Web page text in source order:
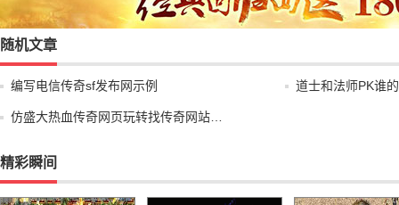
随机文章
编写电信传奇sf发布网示例 道士和法师PK谁
仿盛大热血传奇网页玩转找传奇网站…
精彩瞬间